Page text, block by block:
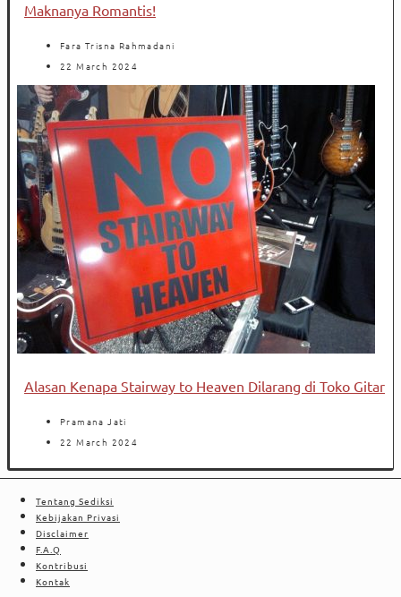
Maknanya Romantis!
Fara Trisna Rahmadani
22 March 2024
Alasan Kenapa Stairway to Heaven Dilarang di Toko Gitar
Pramana Jati
22 March 2024
Tentang Sediksi
Kebijakan Privasi
Disclaimer
F.A.Q
Kontribusi
Kontak